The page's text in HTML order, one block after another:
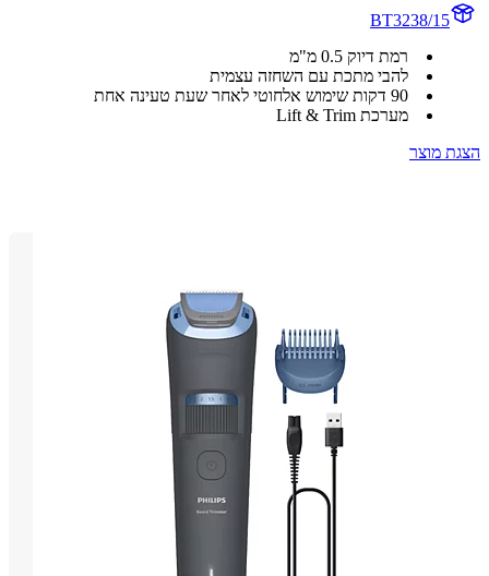
BT3238/15
רמת דיוק 0.5 מ"מ
להבי מתכת עם השחזה עצמית
90 דקות שימוש אלחוטי לאחר שעת טעינה אחת
מערכת Lift & Trim
מוצר